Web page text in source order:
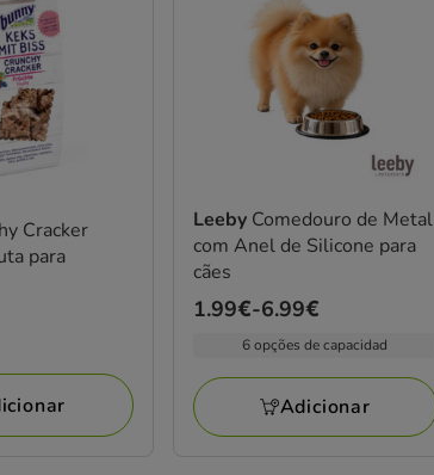
Cracker
para
Leeby Comedouro de Metal
com Anel de Silicone para
cães
Preço
a
6.99€
1.99€-6.99€
6 opções de capacidad
Adicionar